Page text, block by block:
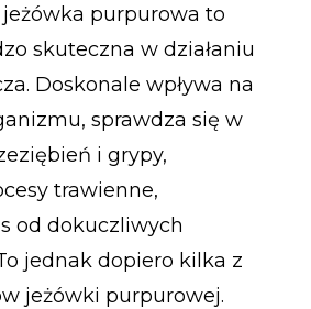
purpurowa to
skuteczna w działaniu
Doskonale wpływa na
sprawdza się w
i grypy,
trawienne,
od dokuczliwych
jednak dopiero kilka z
jeżówki purpurowej.